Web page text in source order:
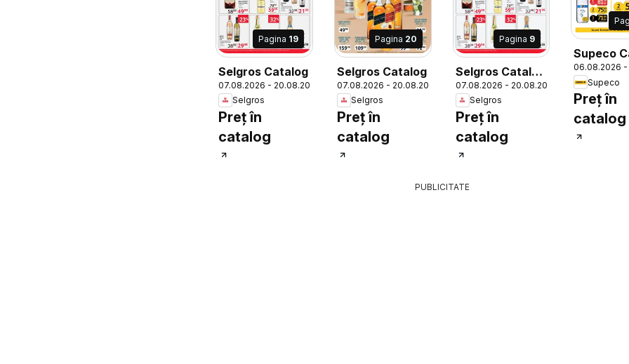
Pagina 19
Selgros Catalog
07.08.2026 - 20.08.2026
Selgros
Preț în
catalog
Pagina 20
Selgros Catalog
07.08.2026 - 20.08.2026
Selgros
Preț în
catalog
Pagina 9
Selgros Catalog
Magazine Mici
07.08.2026 - 20.08.2026
Selgros
Preț în
catalog
Supeco
06.08.2026 -
Supeco
Preț în
catalog
PUBLICITATE